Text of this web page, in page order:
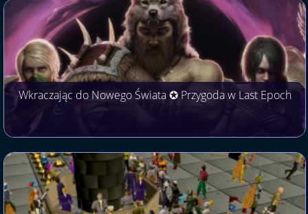
Wkraczając do Nowego Świata ✪ Przygoda w Last Epoch